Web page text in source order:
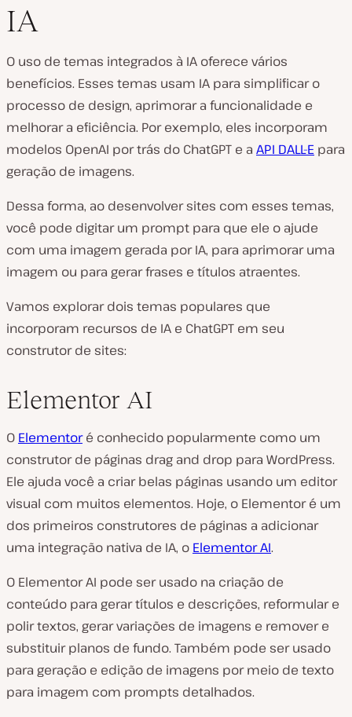
IA
O uso de temas integrados à IA oferece vários
benefícios. Esses temas usam IA para simplificar o
processo de design, aprimorar a funcionalidade e
melhorar a eficiência. Por exemplo, eles incorporam
modelos OpenAI por trás do ChatGPT e a API DALL-E para
geração de imagens.
Dessa forma, ao desenvolver sites com esses temas,
você pode digitar um prompt para que ele o ajude
com uma imagem gerada por IA, para aprimorar uma
imagem ou para gerar frases e títulos atraentes.
Vamos explorar dois temas populares que
incorporam recursos de IA e ChatGPT em seu
construtor de sites:
Elementor AI
O Elementoré conhecido popularmente como um
construtor de páginas drag and drop para WordPress.
Ele ajuda você a criar belas páginas usando um editor
visual com muitos elementos. Hoje, o Elementor é um
dos primeiros construtores de páginas a adicionar
uma integração nativa de IA, o Elementor AI.
O Elementor AI pode ser usado na criação de
conteúdo para gerar títulos e descrições, reformular e
polir textos, gerar variações de imagens e remover e
substituir planos de fundo. Também pode ser usado
para geração e edição de imagens por meio de texto
para imagem com prompts detalhados.